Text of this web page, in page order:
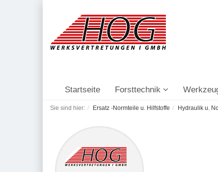
Startseite Forsttechnik
Sie sind hier: Ersatz -Normteile u. Hilfstoffe Hydraulik u.